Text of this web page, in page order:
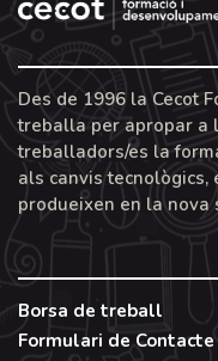
Des de 1996 la Cecot
treballa per apropar a
treballadors/es la
als canvis tecnològics,
produeixen en la nova
Borsa de treball
Formulari de Contacte